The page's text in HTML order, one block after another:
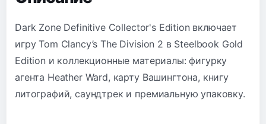
Dark Zone Definitive Collector's Edition включает
игру Tom Clancy’s The Division 2 в Steelbook Gold
Edition и коллекционные материалы: фигурку
агента Heather Ward, карту Вашингтона, книгу
литографий, саундтрек и премиальную упаковку.